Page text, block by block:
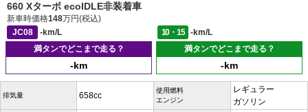
660 Xターボ ecoIDLE非装着車
新車時価格148万円(税込)
JC08
-km/L 10・15
-km/L
満タンでどこまで走る？
-km
満タンでどこまで走る？
-km
排気量 658cc
使用燃料
エンジン
レギュラー
ガソリン